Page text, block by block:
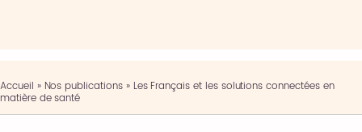
Accueil » Nos publications» Les Français et les solutions connectées en
matière de santé